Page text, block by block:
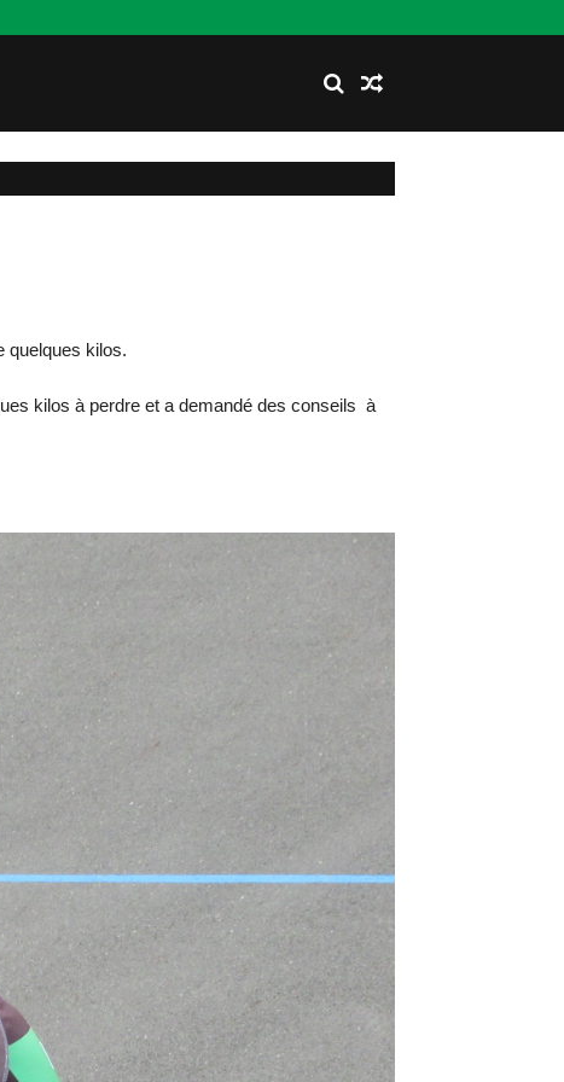
quelques kilos.
kilos à perdre et a demandé des conseils à